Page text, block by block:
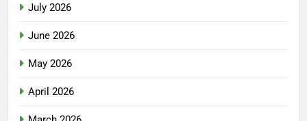
July 2026
June 2026
May 2026
April 2026